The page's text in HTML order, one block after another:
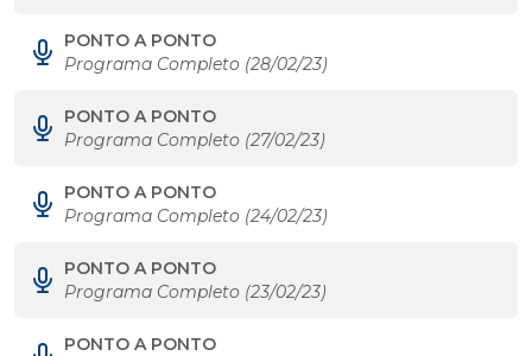
PONTO A PONTO
Programa Completo (28/02/23)
PONTO A PONTO
Programa Completo (27/02/23)
PONTO A PONTO
Programa Completo (24/02/23)
PONTO A PONTO
Programa Completo (23/02/23)
PONTO A PONTO